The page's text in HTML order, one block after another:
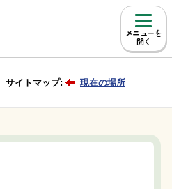
メニュー
サイトマップ: 現在の場所